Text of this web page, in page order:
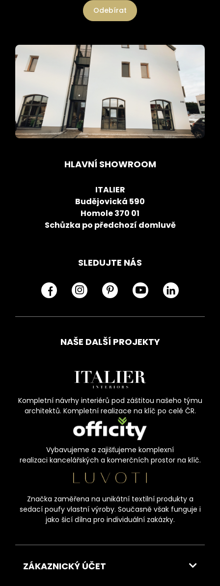
Odebírat
HLAVNÍ SHOWROOM
ITALIER
Budějovická 590
Homole 370 01
Schůzka po předchozí domluvě
SLEDUJTE NÁS
NAŠE DALŠÍ PROJEKTY
Kompletní návrhy interiérů pod záštitou našeho týmu
architektů. Kompletní realizace na klíč po celé ČR.
Vybavujeme a zajišťujeme komplexní
realizaci kancelářských a komerčních prostor na klíč.
Značka zaměřena na unikátní textilní produkty a
sedací poufy vlastní výroby. Současně však funguje i
jako šicí dílna pro individuální zakázky.
ZÁKAZNICKÝ ÚČET